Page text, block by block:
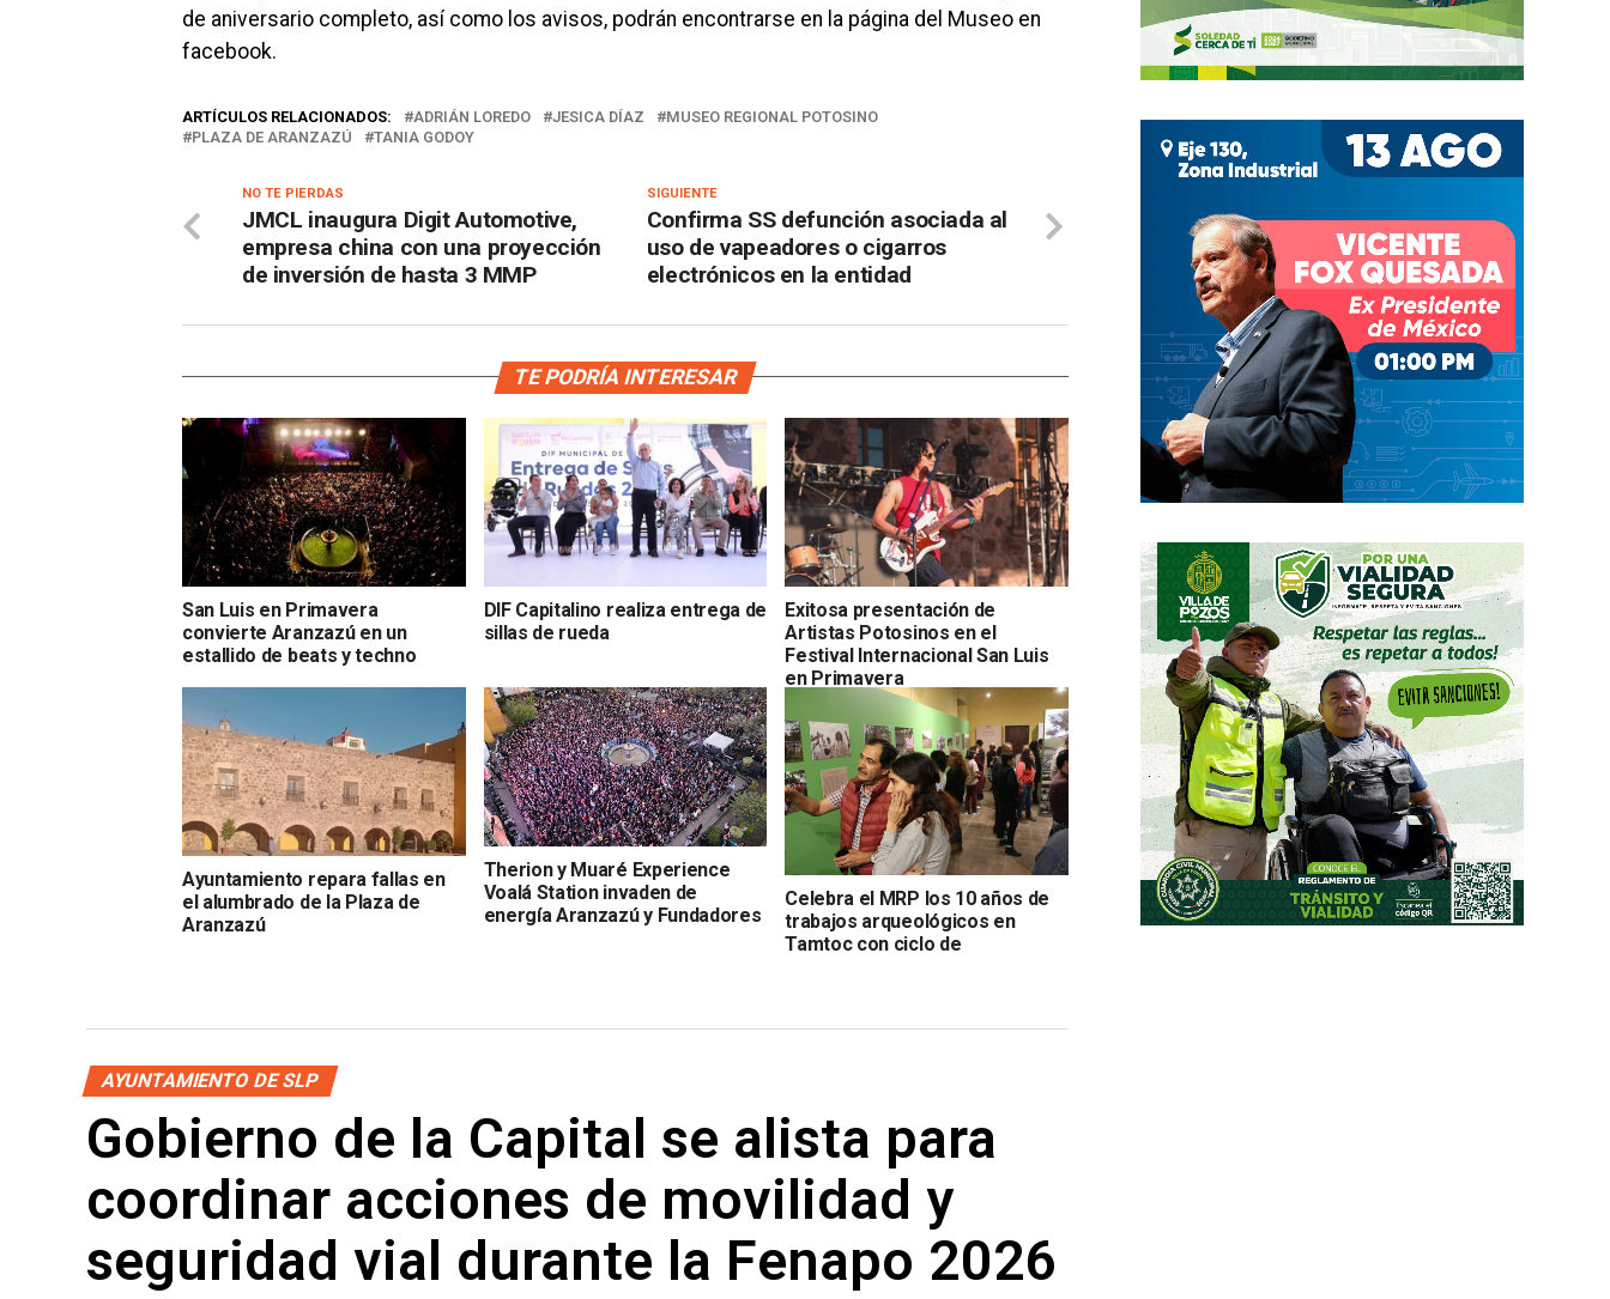
de aniversario completo, así como los avisos, podrán encontrarse en la página del Museo en
facebook.
ARTÍCULOS RELACIONADOS: ADRIÁN LOREDO JESICA DÍAZ
MUSEO REGIONAL POTOSINO
PLAZA DE ARANZAZÚ
TANIA GODOY
SIGUIENTE
Confirma SS defunción asociada al
uso de vapeadores o cigarros
electrónicos en la entidad
NO TE PIERDAS
JMCL inaugura Digit Automotive,
empresa china con una proyección
de inversión de hasta 3 MMP
TE PODRÍA INTERESAR
San Luis en Primavera
convierte Aranzazú en un
estallido de beats y techno
DIF Capitalino realiza entrega de
sillas de rueda
Exitosa presentación de
Artistas Potosinos en el
Festival Internacional San Luis
en Primavera
Ayuntamiento repara fallas en
el alumbrado de la Plaza de
Aranzazú
Therion y Muaré Experience
Voalá Station invaden de
energía Aranzazú y Fundadores
Celebra el MRP los 10 años de
trabajos arqueológicos en
Tamtoc con ciclo de
AYUNTAMIENTO DE SLP
Gobierno de la Capital se alista para
coordinar acciones de movilidad y
seguridad vial durante la Fenapo 2026